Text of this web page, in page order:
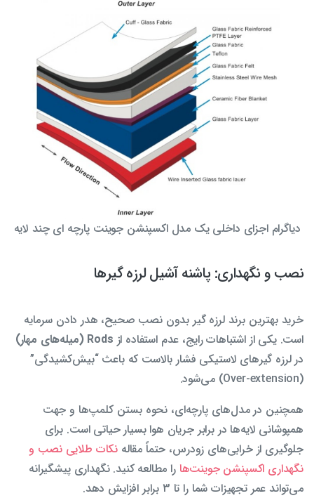
دیاگرام اجزای داخلی یک مدل اکسپنشن جوینت پارچه ای چند لایه
نصب و نگهداری: پاشنه آشیل لرزه گیرها
خرید بهترین برند لرزه گیر بدون نصب صحیح، هدر دادن سرمایه
است. یکی از اشتباهات رایج، عدم استفاده از Rods (میله‌های مهار)
در لرزه گیرهای لاستیکی فشار بالاست که باعث “بیش‌کشیدگی”
(Over-extension) می‌شود.
همچنین در مدل‌های پارچه‌ای، نحوه بستن کلمپ‌ها و جهت
همپوشانی لایه‌ها در برابر جریان هوا بسیار حیاتی است. برای
جلوگیری از خرابی‌های زودرس، حتماً مقاله نکات طلایی نصب و
نگهداری اکسپنشن جوینت‌ها را مطالعه کنید. نگهداری پیشگیرانه
می‌تواند عمر تجهیزات شما را تا 3 برابر افزایش دهد.